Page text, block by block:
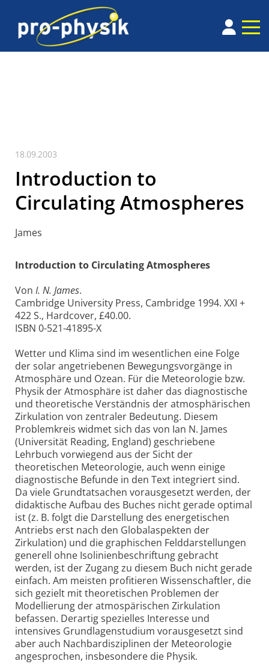
18.09.2003
Introduction to
Circulating Atmospheres
James
Introduction to Circulating Atmospheres
Von I. N. James.
Cambridge University Press, Cambridge 1994. XXI +
422 S., Hardcover, £40.00.
ISBN 0-521-41895-X
Wetter und Klima sind im wesentlichen eine Folge
der solar angetriebenen Bewegungsvorgänge in
Atmosphäre und Ozean. Für die Meteorologie bzw.
Physik der Atmosphäre ist daher das diagnostische
und theoretische Verständnis der atmosphärischen
Zirkulation von zentraler Bedeutung. Diesem
Problemkreis widmet sich das von Ian N. James
(Universität Reading, England) geschriebene
Lehrbuch vorwiegend aus der Sicht der
theoretischen Meteorologie, auch wenn einige
diagnostische Befunde in den Text integriert sind.
Da viele Grundtatsachen vorausgesetzt werden, der
didaktische Aufbau des Buches nicht gerade optimal
ist (z. B. folgt die Darstellung des energetischen
Antriebs erst nach den Globalaspekten der
Zirkulation) und die graphischen Felddarstellungen
generell ohne Isolinienbeschriftung gebracht
werden, ist der Zugang zu diesem Buch nicht gerade
einfach. Am meisten profitieren Wissenschaftler, die
sich gezielt mit theoretischen Problemen der
Modellierung der atmospärischen Zirkulation
befassen. Derartig spezielles Interesse und
intensives Grundlagenstudium vorausgesetzt sind
aber auch Nachbardisziplinen der Meteorologie
angesprochen, insbesondere die Physik.